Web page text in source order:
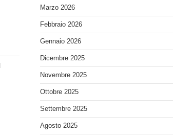
Marzo 2026
Febbraio 2026
Gennaio 2026
Dicembre 2025
Novembre 2025
Ottobre 2025
Settembre 2025
Agosto 2025